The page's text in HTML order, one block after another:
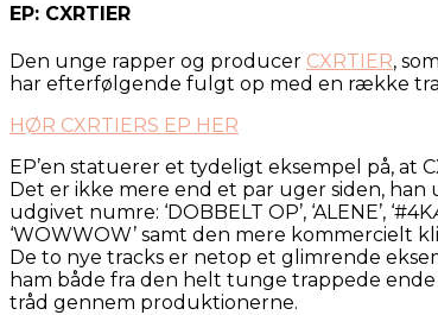
EP: CXRTIER
Den unge rapper og producer CXRTIER,
har efterfølgende fulgt op med en række
HØR CXRTIERS EP HER
EP’en statuerer et tydeligt eksempel på, at
Det er ikke mere end et par uger siden, han
udgivet numre: ‘DOBBELT OP’, ‘ALENE’,
‘WOWWOW’ samt den mere kommercielt
De to nye tracks er netop et glimrende
ham både fra den helt tunge trappede
tråd gennem produktionerne.